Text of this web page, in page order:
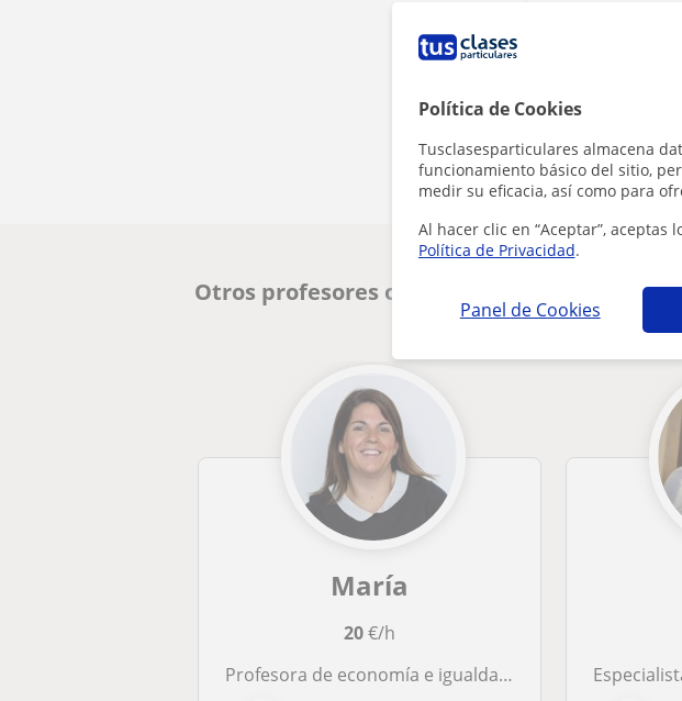
Política de Cookies
Tusclasesparticulares almacena
funcionamiento básico del sitio,
medir su eficacia, así como para
Al hacer clic en “Aceptar”, aceptas
Política de Privacidad.
Panel de Cookies
Otros profesores online de Administración
María
20€/h
Profesora de economía e igualdad, entre otras cosas
Especialista en Administración